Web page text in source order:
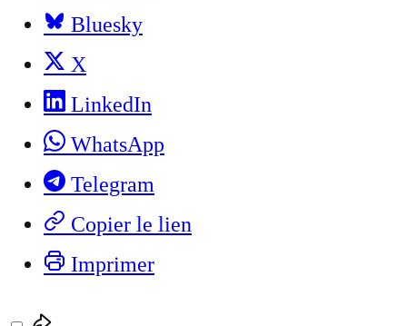
Bluesky
X
LinkedIn
WhatsApp
Telegram
Copier le lien
Imprimer